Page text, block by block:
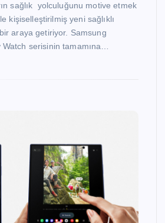
sağlık yolculuğunu motive etmek
kişiselleştirilmiş yeni sağlıklı
araya getiriyor. Samsung
serisinin tamamına…